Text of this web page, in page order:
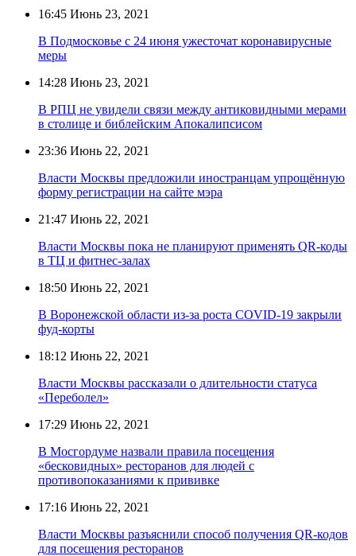
16:45 Июнь 23, 2021
В Подмосковье с 24 июня ужесточат коронавирусные
меры
14:28 Июнь 23, 2021
В РПЦ не увидели связи между антиковидными мерами
в столице и библейским Апокалипсисом
23:36 Июнь 22, 2021
Власти Москвы предложили иностранцам упрощённую
форму регистрации на сайте мэра
21:47 Июнь 22, 2021
Власти Москвы пока не планируют применять QR-коды
в ТЦ и фитнес-залах
18:50 Июнь 22, 2021
В Воронежской области из-за роста COVID-19 закрыли
фуд-корты
18:12 Июнь 22, 2021
Власти Москвы рассказали о длительности статуса
«Переболел»
17:29 Июнь 22, 2021
В Мосгордуме назвали правила посещения
«бесковидных» ресторанов для людей с
противопоказаниями к прививке
17:16 Июнь 22, 2021
Власти Москвы разъяснили способ получения QR-кодов
для посещения ресторанов